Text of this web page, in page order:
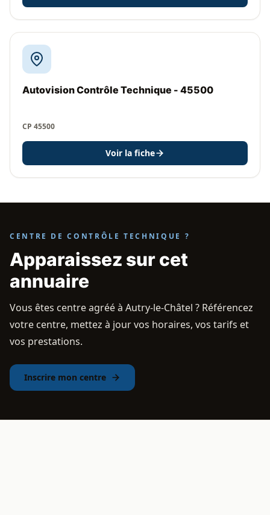
Autovision Contrôle Technique - 45500
CP 45500
Voir la fiche
CENTRE DE CONTRÔLE TECHNIQUE ?
Apparaissez sur cet
annuaire
Vous êtes centre agréé à Autry-le-Châtel ? Référencez
votre centre, mettez à jour vos horaires, vos tarifs et
vos prestations.
Inscrire mon centre